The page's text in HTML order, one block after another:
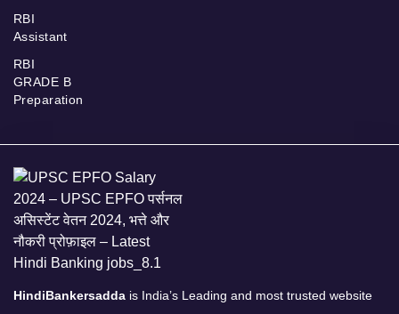
RBI
Assistant
RBI
GRADE B
Preparation
HindiBankersadda is India’s Leading and most trusted website